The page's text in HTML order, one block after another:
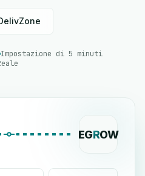
Impostazione di 5 minuti
EGROW